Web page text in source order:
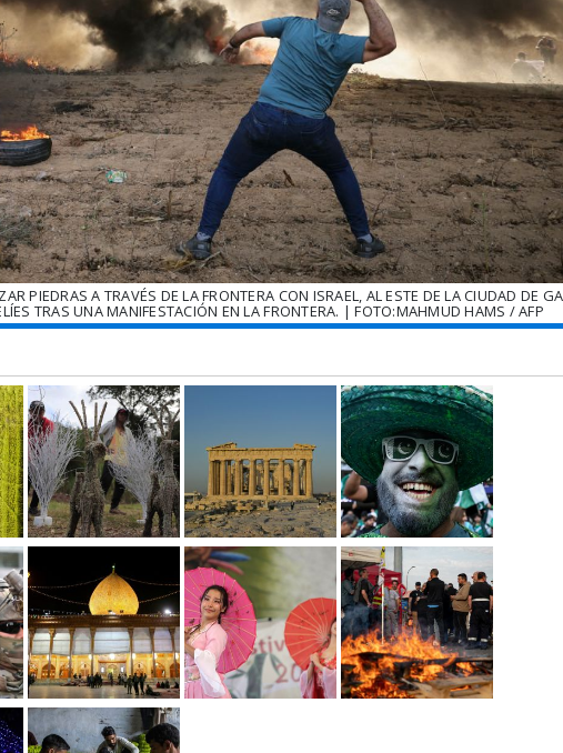
PIEDRAS A TRAVÉS DE LA FRONTERA CON ISRAEL, AL ESTE DE LA CIUDAD DE
TRAS UNA MANIFESTACIÓN EN LA FRONTERA. | FOTO:MAHMUD HAMS / AFP